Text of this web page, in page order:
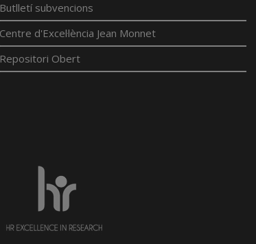
Butlletí subvencions
Centre d'Excel·lència Jean Monnet
Repositori Obert